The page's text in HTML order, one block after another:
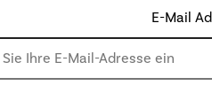
Topseller aus der
E-Mail